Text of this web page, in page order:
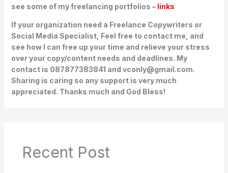
see some of my freelancing portfolios – links
If your organization need a Freelance Copywriters or
Social Media Specialist, Feel free to contact me, and
see how I can free up your time and relieve your stress
over your copy/content needs and deadlines. My
contact is 087877383841 and vconly@gmail.com.
Sharing is caring so any support is very much
appreciated. Thanks much and God Bless!
Recent Post